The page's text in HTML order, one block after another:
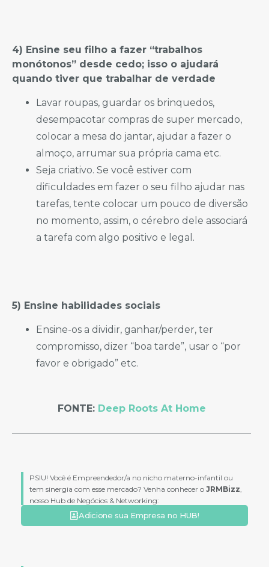
4) Ensine seu filho a fazer “trabalhos
monótonos” desde cedo; isso o ajudará
quando tiver que trabalhar de verdade
Lavar roupas, guardar os brinquedos,
desempacotar compras de super mercado,
colocar a mesa do jantar, ajudar a fazer o
almoço, arrumar sua própria cama etc.
Seja criativo. Se você estiver com
dificuldades em fazer o seu filho ajudar nas
tarefas, tente colocar um pouco de diversão
no momento, assim, o cérebro dele associará
a tarefa com algo positivo e legal.
5) Ensine habilidades sociais
Ensine-os a dividir, ganhar/perder, ter
compromisso, dizer “boa tarde”, usar o “por
favor e obrigado” etc.
FONTE: Deep Roots At Home
PSIU! Você é Empreendedor/a no nicho materno-infantil ou
tem sinergia com esse mercado? Venha conhecer o JRMBizz,
nosso Hub de Negócios & Networking:
Adicione sua Empresa no HUB!